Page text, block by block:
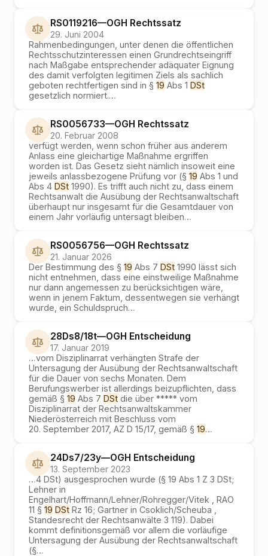
RS0119216—OGH Rechtssatz
29. Juni 2004
Rahmenbedingungen, unter denen die öffentlichen
Rechtsschutzinteressen einen Grundrechtseingriff
nach Maßgabe entsprechender adäquater Eignung
des damit verfolgten legitimen Ziels als sachlich
geboten rechtfertigen sind in § 19 Abs 1 DSt
gesetzlich normiert.…
RS0056733—OGH Rechtssatz
20. Februar 2008
verfügt werden, wenn schon früher aus anderem
Anlass eine gleichartige Maßnahme ergriffen
worden ist. Das Gesetz sieht nämlich insoweit eine
jeweils anlassbezogene Prüfung vor (§ 19 Abs 1 und
Abs 4 DSt 1990). Es trifft auch nicht zu, dass einem
Rechtsanwalt die Ausübung der Rechtsanwaltschaft
überhaupt nur insgesamt für die Gesamtdauer von
einem Jahr vorläufig untersagt bleiben…
RS0056756—OGH Rechtssatz
21. Januar 2026
Der Bestimmung des § 19 Abs 7 DSt 1990 lässt sich
nicht entnehmen, dass eine einstweilige Maßnahme
nur dann angemessen zu berücksichtigen wäre,
wenn in jenem Faktum, dessentwegen sie verhängt
wurde, ein Schuldspruch…
28Ds8/18t—OGH Entscheidung
17. Januar 2019
…vom Disziplinarrat verhängten Strafe der
Untersagung der Ausübung der Rechtsanwaltschaft
für die Dauer von sechs Monaten. Dem
Berufungswerber ist allerdings beizupflichten, dass
gemäß § 19 Abs 7 DSt die über ***** vom
Disziplinarrat der Rechtsanwaltskammer
Niederösterreich mit Beschluss vom
20. September 2017, AZ D 15/17, gemäß § 19…
24Ds7/23y—OGH Entscheidung
13. September 2023
…4 DSt) ausgesprochen wurde (§ 19 Abs 1 Z 3 DSt;
Lehner in
Engelhart/Hoffmann/Lehner/Rohregger/Vitek , RAO
11 § 19 DSt Rz 16; Gartner in Csoklich/Scheuba ,
Standesrecht der Rechtsanwälte 3 119). Dabei
kommt definitionsgemäß vor allem die vorläufige
Untersagung der Ausübung der Rechtsanwaltschaft
(§…